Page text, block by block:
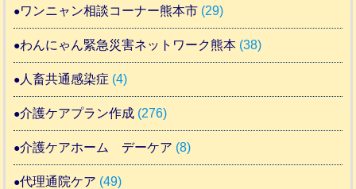
ワンニャン相談コーナー熊本市 (29)
わんにゃん緊急災害ネットワーク熊本 (38)
人畜共通感染症 (4)
介護ケアプラン作成 (276)
介護ケアホーム デーケア (8)
代理通院ケア (49)